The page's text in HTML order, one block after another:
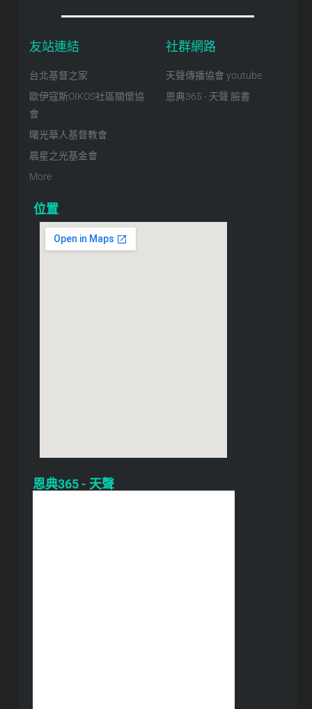
友站連結
台北基督之家
歐伊寇斯OIKOS社區關懷協
會
曙光華人基督教會
晨星之光基金會
More
社群網路
天聲傳播協會 youtube
恩典365 - 天聲 臉書
位置
恩典365 - 天聲